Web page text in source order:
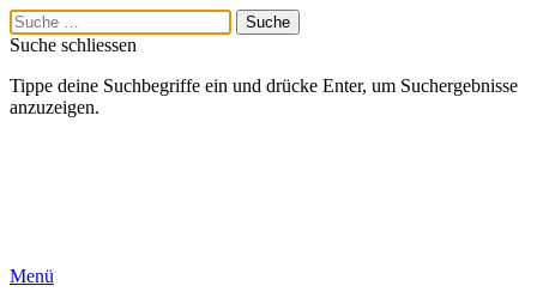
Suche schliessen
Tippe deine Suchbegriffe ein und drücke Enter, um Suchergebnisse
anzuzeigen.
Menü